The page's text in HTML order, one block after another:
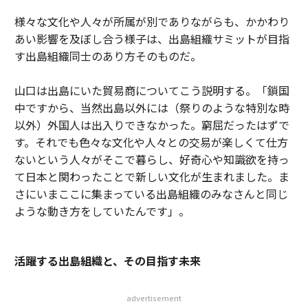
様々な文化や人々が所属が別でありながらも、かかわり
あい影響を及ぼし合う様子は、出島組織サミットが目指
す出島組織同士のあり方そのものだ。
山口は出島にいた貿易商についてこう説明する。「鎖国
中ですから、当然出島以外には（祭りのような特別な時
以外）外国人は出入りできなかった。窮屈だったはずで
す。それでも色々な文化や人々との交易が楽しくて仕方
ないという人々がそこで暮らし、好奇心や知識欲を持っ
て日本と関わったことで新しい文化が生まれました。ま
さにいまここに集まっている出島組織のみなさんと同じ
ような動き方をしていたんです」。
活躍する出島組織と、その目指す未来
advertisement